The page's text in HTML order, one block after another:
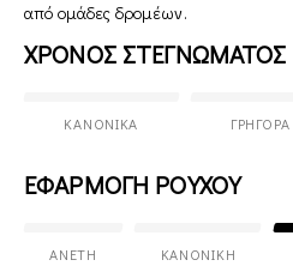
από ομάδες δρομέων.
ΧΡΟΝΟΣ ΣΤΕΓΝΩΜΑΤΟΣ
ΚΑΝΟΝΙΚΆ ΓΡΉΓΟΡΑ
ΕΦΑΡΜΟΓΗ ΡΟΥΧΟΥ
ΆΝΕΤΗ ΚΑΝΟΝΙΚΉ